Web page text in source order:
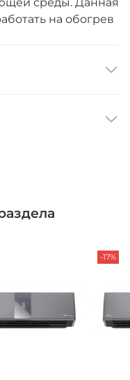
на обогрев
-17%